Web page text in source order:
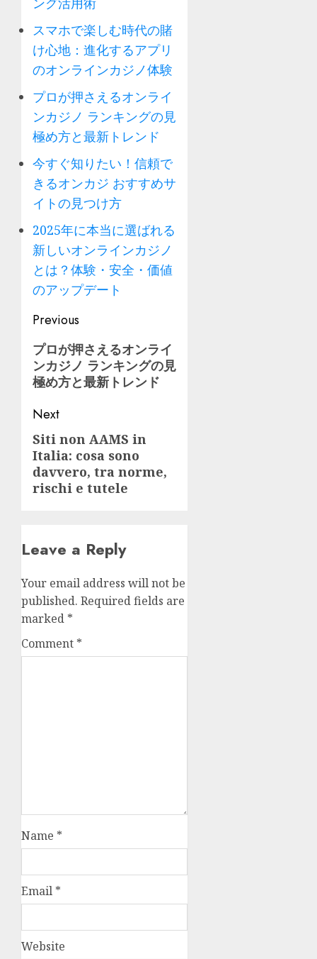
スマホで楽しむ時代の賭
け心地：進化するアプリ
のオンラインカジノ体験
プロが押さえるオンライ
ンカジノ ランキングの見
極め方と最新トレンド
今すぐ知りたい！信頼で
きるオンカジ おすすめサ
イトの見つけ方
2025年に本当に選ばれる
新しいオンラインカジノ
とは？体験・安全・価値
のアップデート
Post
navigation
Previous
Previous
post:
プロが押さえるオンライ
ンカジノ ランキングの見
極め方と最新トレンド
Next
Next
post:
Siti non AAMS in
Italia: cosa sono
davvero, tra norme,
rischi e tutele
Leave a Reply
Your email address will not be
published. Required fields are
marked *
Comment *
Name *
Email *
Website